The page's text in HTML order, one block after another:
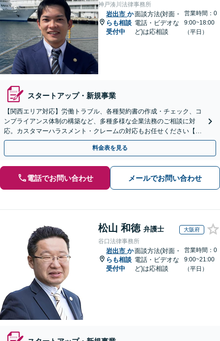
神戸湊川法律事務所
岩出市 か
らも相談
受付中
面談方法(対面・
電話・ビデオな
ど)は応相談
営業時間：0
9:00~18:00
（平日）
スタートアップ・新規事業
【関西エリア対応】労働トラブル、各種契約書の作成・チェック、コ
ンプライアンス体制の構築など、多種多様な企業法務のご相談に対
応。カスタマーハラスメント・クレームの対応もお任せください【オ
ンライン相談OK】【夜間・休日相談可（要予約）】
料金表を見る
電話でお問い合わせ メールでお問い合わせ
松山 和徳 弁護士 大阪府
谷口法律事務所
岩出市 か
らも相談
受付中
面談方法(対面・
電話・ビデオな
ど)は応相談
営業時間：0
9:00~21:00
（平日）